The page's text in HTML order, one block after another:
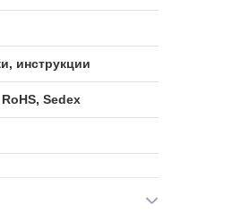
инструкции
Sedex